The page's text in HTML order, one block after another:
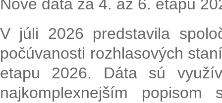
Nové dáta za 4. až 6. etapu
V júli 2026 predstavila
počúvanosti rozhlasových
etapu 2026. Dáta sú
najkomplexnejším popisom